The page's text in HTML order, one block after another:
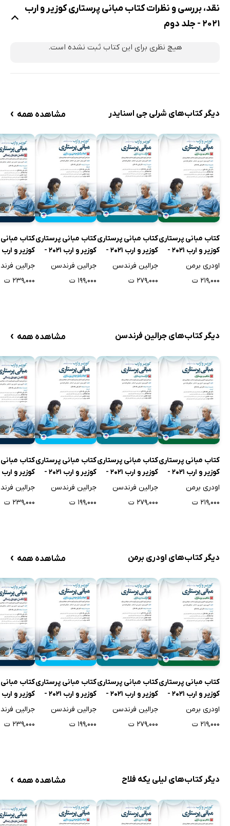
نقد، بررسی و نظرات کتاب مبانی پرستاری کوزیر و ارب
2021 - جلد دوم
هیچ نظری برای این کتاب ثبت نشده است.
دیگر کتاب‌های شرلی جی اسنایدر مشاهده همه ›
کتاب مبانی پرستاری
کوزیر و ارب 2021 -
جلد اول
اودری برمن
۲۱۹,۰۰۰ ت
کتاب مبانی پرستاری
کوزیر و ارب 2021 -
جلد سوم
جرالین فرندسن
۲۷۹,۰۰۰ ت
کتاب مبانی پرستاری
کوزیر و ارب 2021 -
جلد چهارم
جرالین فرندسن
۱۹۹,۰۰۰ ت
کتاب
جلد ششم
جرالین
۲۳۹,۰۰۰ ت
دیگر کتاب‌های جرالین فرندسن مشاهده همه ›
کتاب مبانی پرستاری
کوزیر و ارب 2021 -
جلد اول
اودری برمن
۲۱۹,۰۰۰ ت
کتاب مبانی پرستاری
کوزیر و ارب 2021 -
جلد سوم
جرالین فرندسن
۲۷۹,۰۰۰ ت
کتاب مبانی پرستاری
کوزیر و ارب 2021 -
جلد چهارم
جرالین فرندسن
۱۹۹,۰۰۰ ت
کتاب
جلد ششم
جرالین
۲۳۹,۰۰۰ ت
دیگر کتاب‌های اودری برمن مشاهده همه ›
کتاب مبانی پرستاری
کوزیر و ارب 2021 -
جلد اول
اودری برمن
۲۱۹,۰۰۰ ت
کتاب مبانی پرستاری
کوزیر و ارب 2021 -
جلد سوم
جرالین فرندسن
۲۷۹,۰۰۰ ت
کتاب مبانی پرستاری
کوزیر و ارب 2021 -
جلد چهارم
جرالین فرندسن
۱۹۹,۰۰۰ ت
کتاب
جلد ششم
جرالین
۲۳۹,۰۰۰ ت
دیگر کتاب‌های لیلی یکه فلاح مشاهده همه ›